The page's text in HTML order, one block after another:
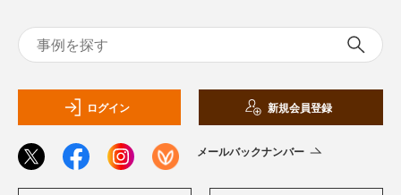
ログイン 新規会員登録
メールバックナンバー